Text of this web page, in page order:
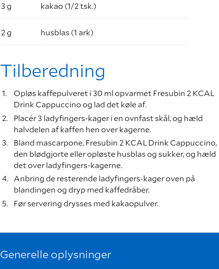
3 g kakao (1/2 tsk.)
2 g husblas (1 ark)
Tilberedning
Opløs kaffepulveret i 30 ml opvarmet Fresubin 2 KCAL
Drink Cappuccino og lad det køle af.
Placér 3 ladyfingers-kager i en ovnfast skål, og hæld
halvdelen af kaffen hen over kagerne.
Bland mascarpone, Fresubin 2 KCAL Drink Cappuccino,
den blødgjorte eller opløste husblas og sukker, og hæld
det over ladyfingers-kagerne.
Anbring de resterende ladyfingers-kager oven på
blandingen og dryp med kaffedråber.
Før servering drysses med kakaopulver.
Generelle oplysninger